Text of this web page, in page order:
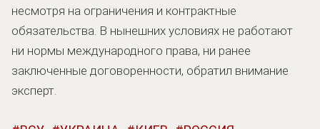
несмотря на ограничения и контрактные
обязательства. В нынешних условиях не работают
ни нормы международного права, ни ранее
заключенные договоренности, обратил внимание
эксперт.